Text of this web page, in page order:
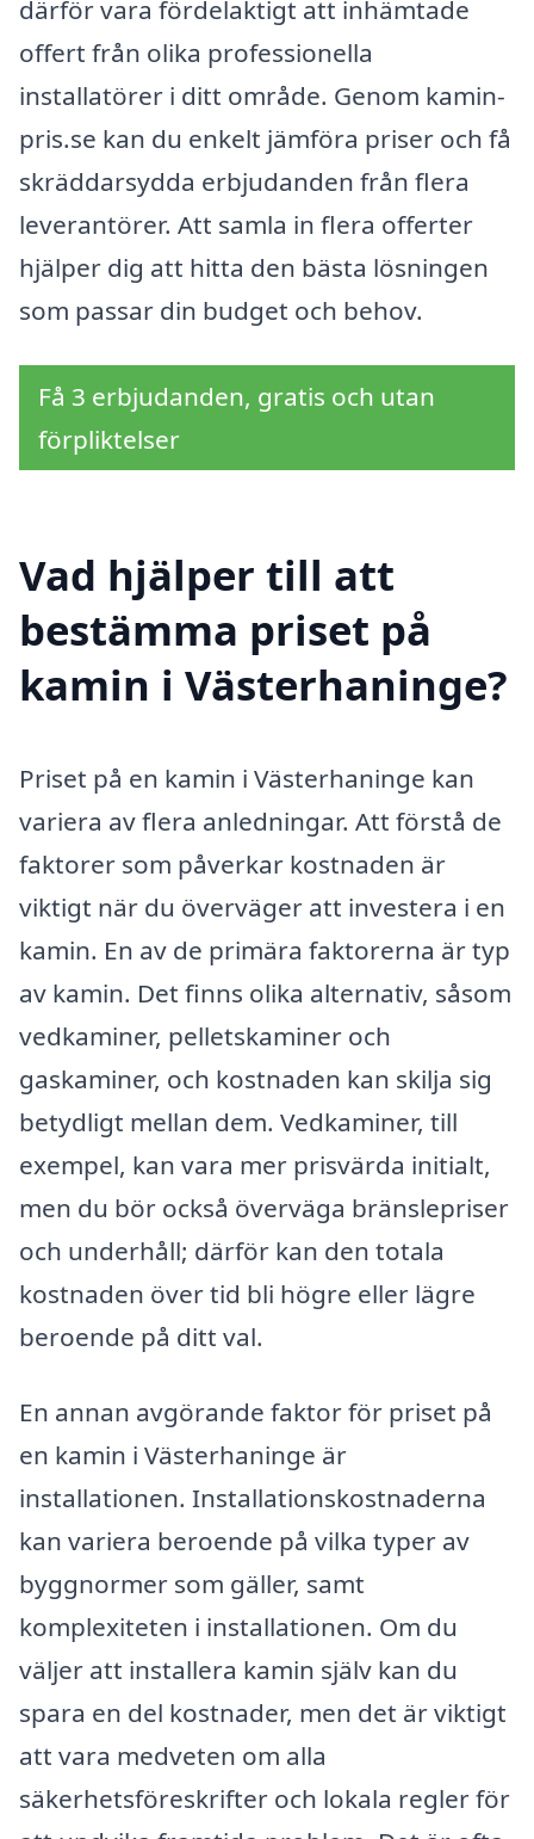
därför vara fördelaktigt att inhämtade
offert från olika professionella
installatörer i ditt område. Genom kamin-
pris.se kan du enkelt jämföra priser och få
skräddarsydda erbjudanden från flera
leverantörer. Att samla in flera offerter
hjälper dig att hitta den bästa lösningen
som passar din budget och behov.
Få 3 erbjudanden, gratis och utan
förpliktelser
Vad hjälper till att
bestämma priset på
kamin i Västerhaninge?
Priset på en kamin i Västerhaninge kan
variera av flera anledningar. Att förstå de
faktorer som påverkar kostnaden är
viktigt när du överväger att investera i en
kamin. En av de primära faktorerna är typ
av kamin. Det finns olika alternativ, såsom
vedkaminer, pelletskaminer och
gaskaminer, och kostnaden kan skilja sig
betydligt mellan dem. Vedkaminer, till
exempel, kan vara mer prisvärda initialt,
men du bör också överväga bränslepriser
och underhåll; därför kan den totala
kostnaden över tid bli högre eller lägre
beroende på ditt val.
En annan avgörande faktor för priset på
en kamin i Västerhaninge är
installationen. Installationskostnaderna
kan variera beroende på vilka typer av
byggnormer som gäller, samt
komplexiteten i installationen. Om du
väljer att installera kamin själv kan du
spara en del kostnader, men det är viktigt
att vara medveten om alla
säkerhetsföreskrifter och lokala regler för